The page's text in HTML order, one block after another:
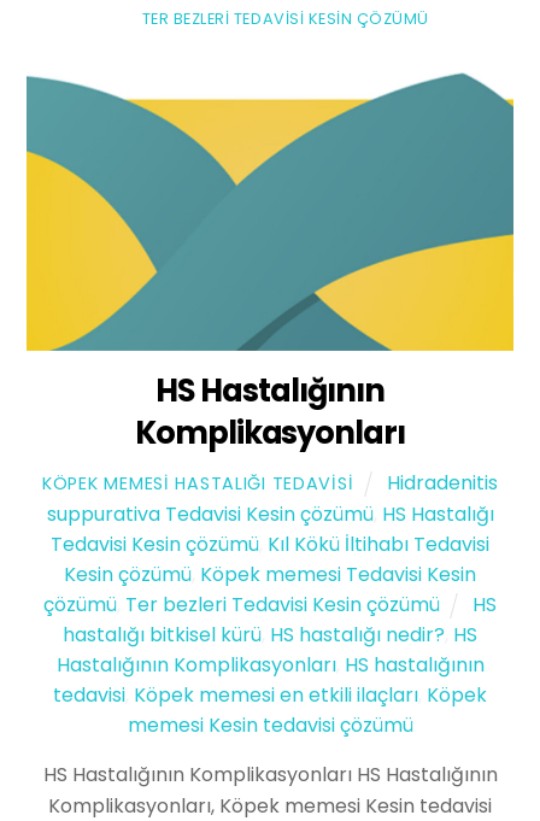
TER BEZLERI TEDAVISI KESIN ÇÖZÜMÜ
HS Hastalığının
Komplikasyonları
KÖPEK MEMESI HASTALIĞI TEDAVISI
Hidradenitis
suppurativa Tedavisi Kesin çözümü, HS Hastalığı
Tedavisi Kesin çözümü Kıl Kökü İltihabı Tedavisi
Kesin çözümü Köpek memesi Tedavisi Kesin
çözümü, Ter bezleri Tedavisi Kesin çözümü
HS
hastalığı bitkisel kürü HS hastalığı nedir? HS
Hastalığının Komplikasyonları, HS hastalığının
tedavisi Köpek memesi en etkili ilaçları Köpek
memesi Kesin tedavisi çözümü
HS Hastalığının Komplikasyonları HS Hastalığının
Komplikasyonları, Köpek memesi Kesin tedavisi